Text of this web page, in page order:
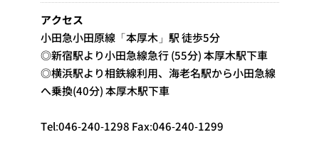
アクセス
小田急小田原線「本厚木」駅 徒歩5分
◎新宿駅より小田急線急行 (55分) 本厚木駅下車
◎横浜駅より相鉄線利用、海老名駅から小田急線
へ乗換(40分) 本厚木駅下車
Tel:046-240-1298 Fax:046-240-1299